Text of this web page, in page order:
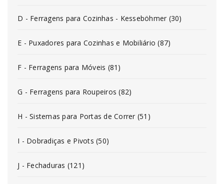
D - Ferragens para Cozinhas - Kesseböhmer (30)
E - Puxadores para Cozinhas e Mobiliário (87)
F - Ferragens para Móveis (81)
G - Ferragens para Roupeiros (82)
H - Sistemas para Portas de Correr (51)
I - Dobradiças e Pivots (50)
J - Fechaduras (121)